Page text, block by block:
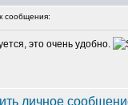
сообщения:
это очень удобно.